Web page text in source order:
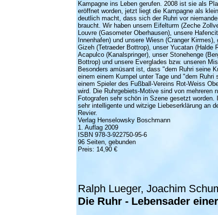
Kampagne ins Leben gerufen. 2008 ist sie als
eröffnet worden, jetzt liegt die Kampagne als
deutlich macht, dass sich der Ruhri vor
braucht. Wir haben unsern Eifelturm (Zeche
Louvre (Gasometer Oberhausen), unsere
Innenhafen) und unsere Wiesn (Cranger
Gizeh (Tetraeder Bottrop), unser Yucatan (Halde
Acapulco (Kanalspringer), unser Stonehenge
Bottrop) und unsere Everglades bzw. unseren
Besonders amüsant ist, dass "dem Ruhri seine
einem einem Kumpel unter Tage und "dem Ruhri
einem Spieler des Fußball-Vereins Rot-Weiss
wird. Die Ruhrgebiets-Motive sind von mehreren
Fotografen sehr schön in Szene gesetzt worden.
sehr intelligente und witzige Liebeserklärung an
Revier.
Verlag Henselowsky Boschmann
1. Auflag 2009
ISBN 978-3-922750-95-6
96 Seiten, gebunden
Preis: 14,90 €
Ralph Lueger, Joachim
Die Ruhr - Lebensader